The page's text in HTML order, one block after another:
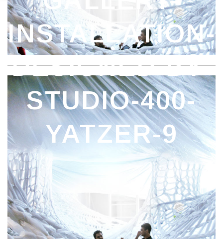
INSTALLATION-
DESIGNED-BY-
STUDIO-400-
YATZER-9